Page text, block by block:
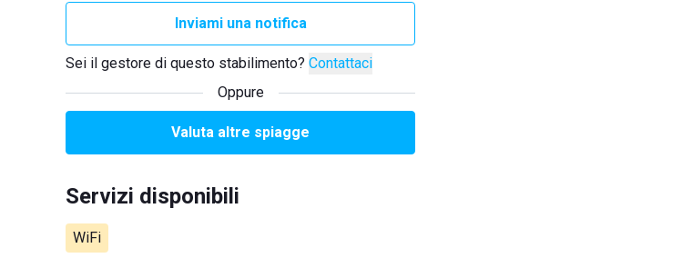
Inviami una notifica
Sei il gestore di questo stabilimento? Contattaci
Oppure
Valuta altre spiagge
Servizi disponibili
WiFi